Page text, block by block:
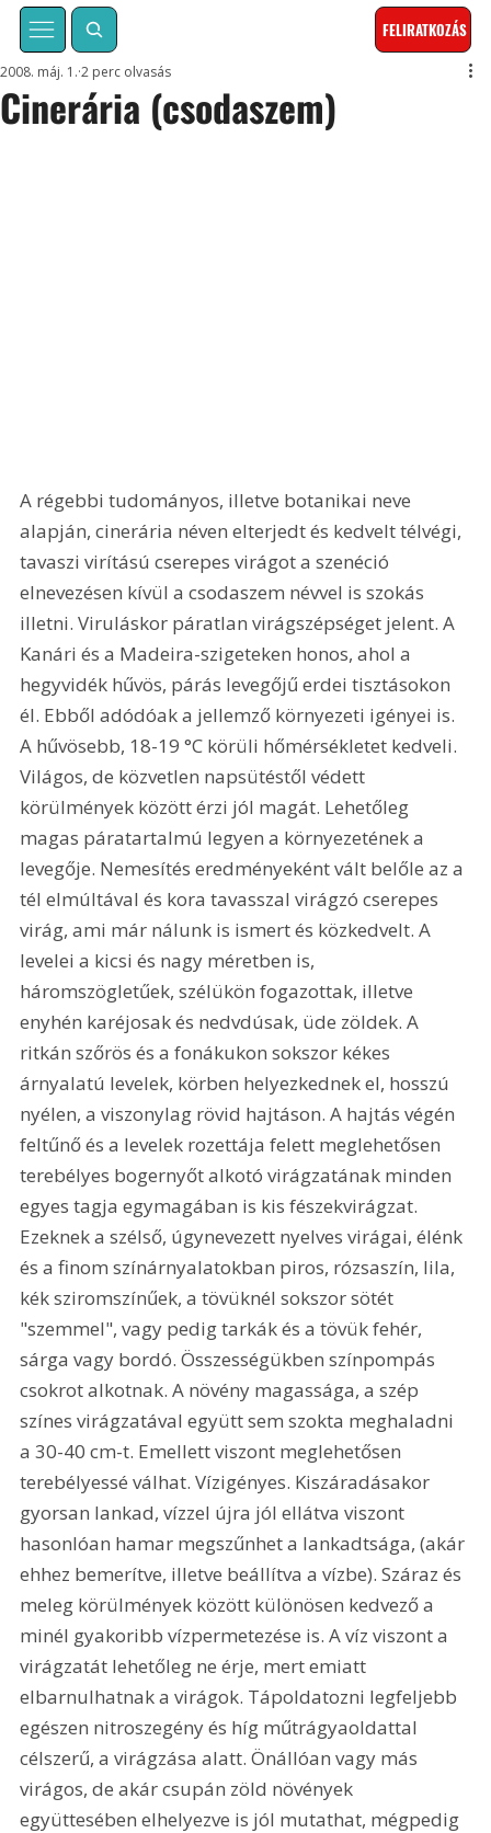
FELIRATKOZÁS
Cinerária (csodaszem)
2008. máj. 1. 2 perc olvasás
A régebbi tudományos, illetve botanikai neve
alapján, cinerária néven elterjedt és kedvelt télvégi,
tavaszi virítású cserepes virágot a szenéció
elnevezésen kívül a csodaszem névvel is szokás
illetni. Viruláskor páratlan virágszépséget jelent. A
Kanári és a Madeira-szigeteken honos, ahol a
hegyvidék hűvös, párás levegőjű erdei tisztásokon
él. Ebből adódóak a jellemző környezeti igényei is.
A hűvösebb, 18-19 °C körüli hőmérsékletet kedveli.
Világos, de közvetlen napsütéstől védett
körülmények között érzi jól magát. Lehetőleg
magas páratartalmú legyen a környezetének a
levegője. Nemesítés eredményeként vált belőle az a
tél elmúltával és kora tavasszal virágzó cserepes
virág, ami már nálunk is ismert és közkedvelt. A
levelei a kicsi és nagy méretben is,
háromszögletűek, szélükön fogazottak, illetve
enyhén karéjosak és nedvdúsak, üde zöldek. A
ritkán szőrös és a fonákukon sokszor kékes
árnyalatú levelek, körben helyezkednek el, hosszú
nyélen, a viszonylag rövid hajtáson. A hajtás végén
feltűnő és a levelek rozettája felett meglehetősen
terebélyes bogernyőt alkotó virágzatának minden
egyes tagja egymagában is kis fészekvirágzat.
Ezeknek a szélső, úgynevezett nyelves virágai, élénk
és a finom színárnyalatokban piros, rózsaszín, lila,
kék sziromszínűek, a tövüknél sokszor sötét
"szemmel", vagy pedig tarkák és a tövük fehér,
sárga vagy bordó. Összességükben színpompás
csokrot alkotnak. A növény magassága, a szép
színes virágzatával együtt sem szokta meghaladni
a 30-40 cm-t. Emellett viszont meglehetősen
terebélyessé válhat. Vízigényes. Kiszáradásakor
gyorsan lankad, vízzel újra jól ellátva viszont
hasonlóan hamar megszűnhet a lankadtsága, (akár
ehhez bemerítve, illetve beállítva a vízbe). Száraz és
meleg körülmények között különösen kedvező a
minél gyakoribb vízpermetezése is. A víz viszont a
virágzatát lehetőleg ne érje, mert emiatt
elbarnulhatnak a virágok. Tápoldatozni legfeljebb
egészen nitroszegény és híg műtrágyaoldattal
célszerű, a virágzása alatt. Önállóan vagy más
virágos, de akár csupán zöld növények
együttesében elhelyezve is jól mutathat, mégpedig